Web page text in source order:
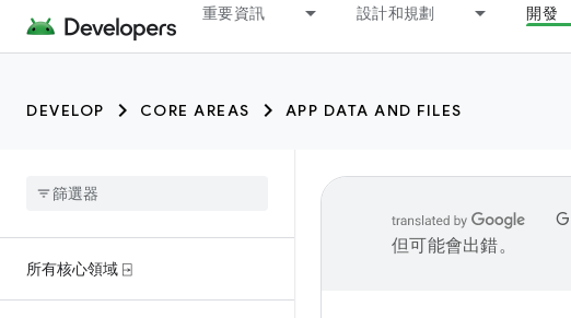
重要資訊 設計和規劃 開發
DEVELOP CORE AREAS APP DATA AND FILES
所有核心領域 ⍈
但可能會出錯。